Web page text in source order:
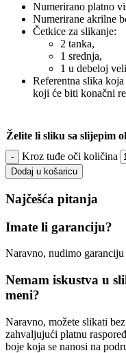
Numerirano platno
Numerirane akrilne
Četkice za slikanje:
2 tanka,
1 srednja,
1 u debeloj
Referentna slika
koji će biti konačni
Želite li sliku sa slijepim
Kroz tuđe oči količina
Dodaj u košaricu
Najčešća pitanja
Imate li garanciju?
Naravno, nudimo garanciju
Nemam iskustva u
meni?
Naravno, možete slikati
zahvaljujući platnu
boje koja se nanosi na